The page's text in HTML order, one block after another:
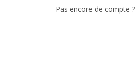
Pas encore de compte ?